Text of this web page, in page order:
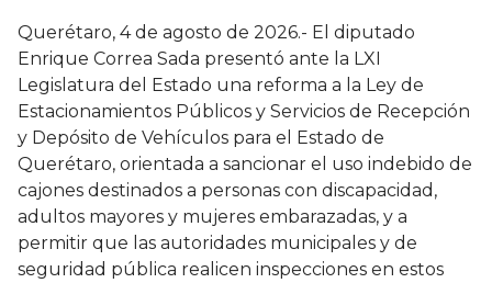
Querétaro, 4 de agosto de 2026.- El diputado
Enrique Correa Sada presentó ante la LXI
Legislatura del Estado una reforma a la Ley de
Estacionamientos Públicos y Servicios de Recepción
y Depósito de Vehículos para el Estado de
Querétaro, orientada a sancionar el uso indebido de
cajones destinados a personas con discapacidad,
adultos mayores y mujeres embarazadas, y a
permitir que las autoridades municipales y de
seguridad pública realicen inspecciones en estos